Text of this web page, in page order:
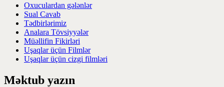
Oxuculardan gələnlər
Sual Cavab
Tədbirlərimiz
Analara Tövsiyyələr
Müəllifin Fikirləri
Uşaqlar üçün Filmlər
Uşaqlar üçün cizgi filmləri
Məktub yazın